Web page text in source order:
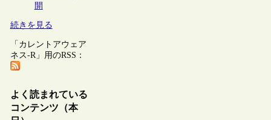
開
続きを見る
「カレントアウェア
ネス-R」用のRSS：
よく読まれている
コンテンツ（本